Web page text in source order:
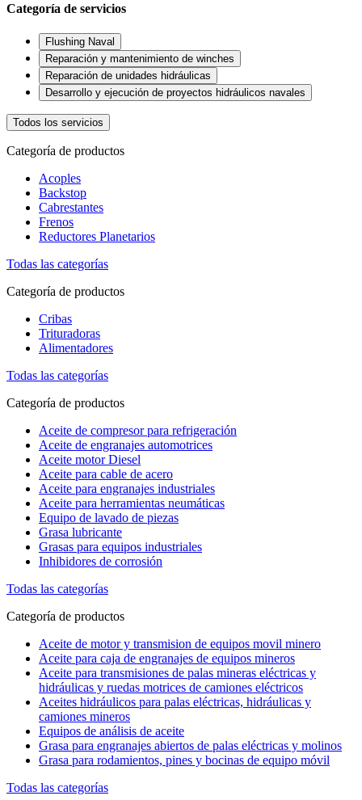
Categoría de servicios
Flushing Naval
Reparación y mantenimiento de winches
Reparación de unidades hidráulicas
Desarrollo y ejecución de proyectos hidráulicos navales
Todos los servicios
Categoría de productos
Acoples
Backstop
Cabrestantes
Frenos
Reductores Planetarios
Todas las categorías
Categoría de productos
Cribas
Trituradoras
Alimentadores
Todas las categorías
Categoría de productos
Aceite de compresor para refrigeración
Aceite de engranajes automotrices
Aceite motor Diesel
Aceite para cable de acero
Aceite para engranajes industriales
Aceite para herramientas neumáticas
Equipo de lavado de piezas
Grasa lubricante
Grasas para equipos industriales
Inhibidores de corrosión
Todas las categorías
Categoría de productos
Aceite de motor y transmision de equipos movil minero
Aceite para caja de engranajes de equipos mineros
Aceite para transmisiones de palas mineras eléctricas y
hidráulicas y ruedas motrices de camiones eléctricos
Aceites hidráulicos para palas eléctricas, hidráulicas y
camiones mineros
Equipos de análisis de aceite
Grasa para engranajes abiertos de palas eléctricas y molinos
Grasa para rodamientos, pines y bocinas de equipo móvil
Todas las categorías